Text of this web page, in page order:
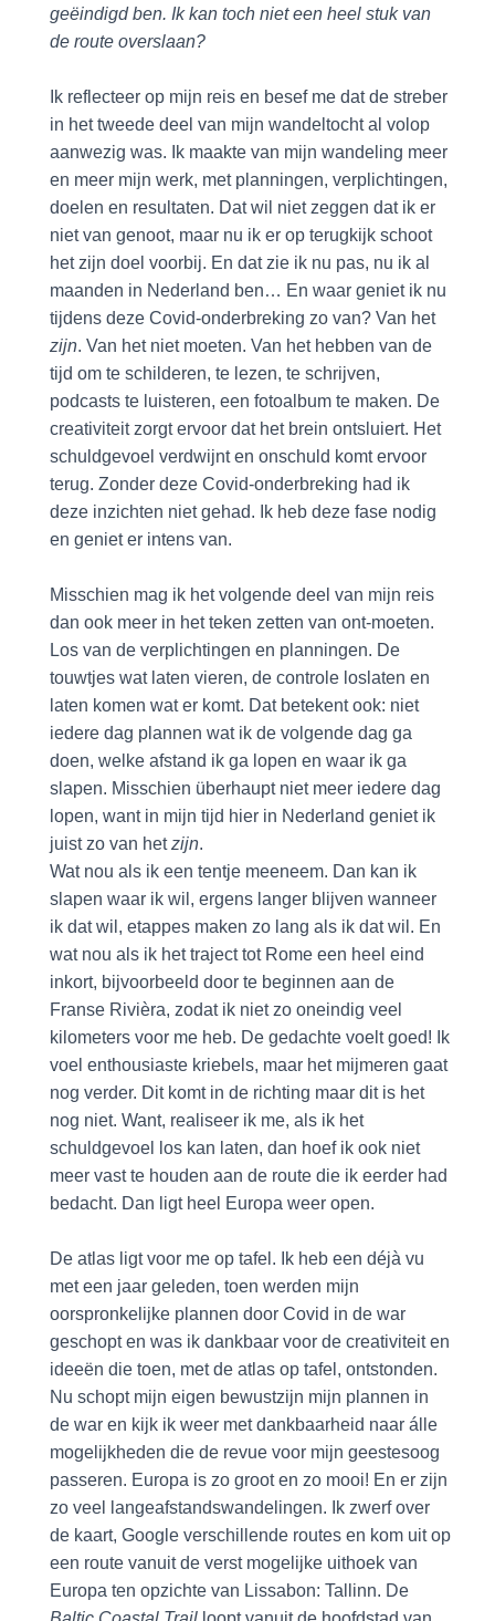
geëindigd ben. Ik kan toch niet een heel stuk van
de route overslaan?
Ik reflecteer op mijn reis en besef me dat de streber
in het tweede deel van mijn wandeltocht al volop
aanwezig was. Ik maakte van mijn wandeling meer
en meer mijn werk, met planningen, verplichtingen,
doelen en resultaten. Dat wil niet zeggen dat ik er
niet van genoot, maar nu ik er op terugkijk schoot
het zijn doel voorbij. En dat zie ik nu pas, nu ik al
maanden in Nederland ben… En waar geniet ik nu
tijdens deze Covid-onderbreking zo van? Van het
zijn. Van het niet moeten. Van het hebben van de
tijd om te schilderen, te lezen, te schrijven,
podcasts te luisteren, een fotoalbum te maken. De
creativiteit zorgt ervoor dat het brein ontsluiert. Het
schuldgevoel verdwijnt en onschuld komt ervoor
terug. Zonder deze Covid-onderbreking had ik
deze inzichten niet gehad. Ik heb deze fase nodig
en geniet er intens van.
Misschien mag ik het volgende deel van mijn reis
dan ook meer in het teken zetten van ont-moeten.
Los van de verplichtingen en planningen. De
touwtjes wat laten vieren, de controle loslaten en
laten komen wat er komt. Dat betekent ook: niet
iedere dag plannen wat ik de volgende dag ga
doen, welke afstand ik ga lopen en waar ik ga
slapen. Misschien überhaupt niet meer iedere dag
lopen, want in mijn tijd hier in Nederland geniet ik
juist zo van hetzijn.
Wat nou als ik een tentje meeneem. Dan kan ik
slapen waar ik wil, ergens langer blijven wanneer
ik dat wil, etappes maken zo lang als ik dat wil. En
wat nou als ik het traject tot Rome een heel eind
inkort, bijvoorbeeld door te beginnen aan de
Franse Rivièra, zodat ik niet zo oneindig veel
kilometers voor me heb. De gedachte voelt goed! Ik
voel enthousiaste kriebels, maar het mijmeren gaat
nog verder. Dit komt in de richting maar dit is het
nog niet. Want, realiseer ik me, als ik het
schuldgevoel los kan laten, dan hoef ik ook niet
meer vast te houden aan de route die ik eerder had
bedacht. Dan ligt heel Europa weer open.
De atlas ligt voor me op tafel. Ik heb een déjà vu
met een jaar geleden, toen werden mijn
oorspronkelijke plannen door Covid in de war
geschopt en was ik dankbaar voor de creativiteit en
ideeën die toen, met de atlas op tafel, ontstonden.
Nu schopt mijn eigen bewustzijn mijn plannen in
de war en kijk ik weer met dankbaarheid naar álle
mogelijkheden die de revue voor mijn geestesoog
passeren. Europa is zo groot en zo mooi! En er zijn
zo veel langeafstandswandelingen. Ik zwerf over
de kaart, Google verschillende routes en kom uit op
een route vanuit de verst mogelijke uithoek van
Europa ten opzichte van Lissabon: Tallinn. De